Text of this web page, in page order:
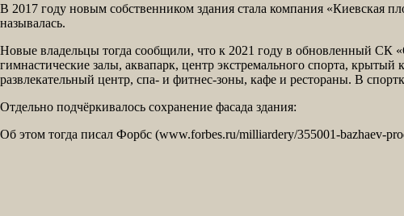
В 2017 году новым собственником здания стала компания «Киевская
называлась.
Новые владельцы тогда сообщили, что к 2021 году в обновленный СК
гимнастические залы, аквапарк, центр экстремального спорта,
развлекательный центр, спа- и фитнес-зоны, кафе и рестораны. В
Отдельно подчёркивалось сохранение фасада здания:
Об этом тогда писал Форбс (www.forbes.ru/milliardery/355001-bazhaev-